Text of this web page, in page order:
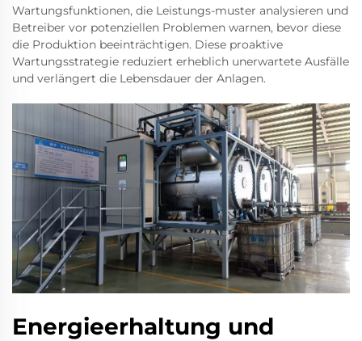
Wartungsfunktionen, die Leistungs-muster analysieren und
Betreiber vor potenziellen Problemen warnen, bevor diese
die Produktion beeinträchtigen. Diese proaktive
Wartungsstrategie reduziert erheblich unerwartete Ausfälle
und verlängert die Lebensdauer der Anlagen.
Energieerhaltung und